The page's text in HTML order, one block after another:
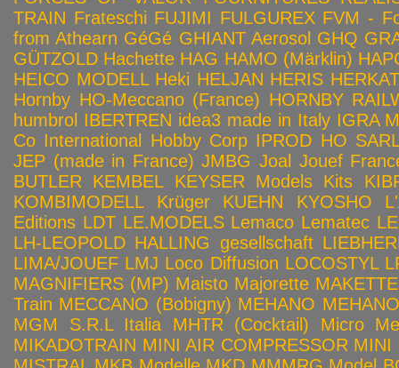
TRAIN Frateschi FUJIMI FULGUREX FVM -
from Athearn GéGé GHIANT Aerosol GHQ
GÜTZOLD Hachette HAG HAMO (Märklin)
HEICO MODELL Heki HELJAN HERIS HERKAT
Hornby HO-Meccano (France) HORNBY
humbrol IBERTREN idea3 made in Italy IGRA
Co International Hobby Corp IPROD HO
JEP (made in France) JMBG Joal Jouef
BUTLER
KEMBEL KEYSER Models Kits
KOMBIMODELL
Krüger KUEHN KYOSHO
Editions LDT LE.MODELS Lemaco Lematec
LH-LEOPOLD HALLING gesellschaft
LIMA/JOUEF LMJ Loco Diffusion LOCOSTYL
MAGNIFIERS (MP) Maisto Majorette MAKETTE
Train MECCANO (Bobigny) MEHANO
MGM S.R.L Italia
MHTR (Cocktail)
Micro
MIKADOTRAIN MINI AIR COMPRESSOR MINI